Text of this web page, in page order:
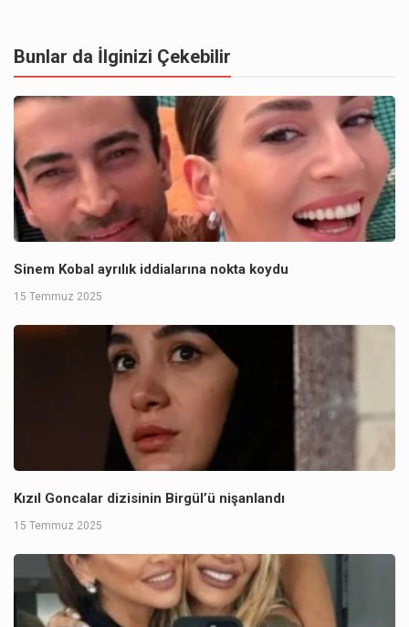
Bunlar da İlginizi Çekebilir
Sinem Kobal ayrılık iddialarına nokta koydu
15 Temmuz 2025
Kızıl Goncalar dizisinin Birgül’ü nişanlandı
15 Temmuz 2025